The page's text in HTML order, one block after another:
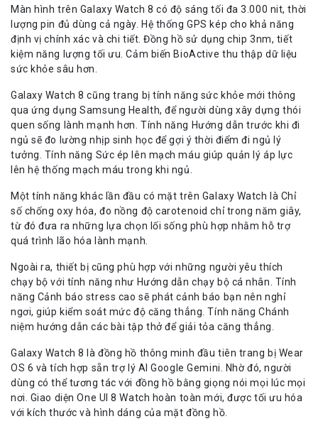
Màn hình trên Galaxy Watch 8 có độ sáng tối đa 3.000 nit, thời
lượng pin đủ dùng cả ngày. Hệ thống GPS kép cho khả năng
định vị chính xác và chi tiết. Đồng hồ sử dụng chip 3nm, tiết
kiệm năng lượng tối ưu. Cảm biến BioActive thu thập dữ liệu
sức khỏe sâu hơn.
Galaxy Watch 8 cũng trang bị tính năng sức khỏe mới thông
qua ứng dụng Samsung Health, để người dùng xây dựng thói
quen sống lành mạnh hơn. Tính năng Hướng dẫn trước khi đi
ngủ sẽ đo lường nhịp sinh học để gợi ý thời điểm đi ngủ lý
tưởng. Tính năng Sức ép lên mạch máu giúp quản lý áp lực
lên hệ thống mạch máu trong khi ngủ.
Một tính năng khác lần đầu có mặt trên Galaxy Watch là Chỉ
số chống oxy hóa, đo nồng độ carotenoid chỉ trong năm giây,
từ đó đưa ra những lựa chọn lối sống phù hợp nhằm hỗ trợ
quá trình lão hóa lành mạnh.
Ngoài ra, thiết bị cũng phù hợp với những người yêu thích
chạy bộ với tính năng như Hướng dẫn chạy bộ cá nhân. Tính
năng Cảnh báo stress cao sẽ phát cảnh báo bạn nên nghỉ
ngơi, giúp kiểm soát mức độ căng thẳng. Tính năng Chánh
niệm hướng dẫn các bài tập thở để giải tỏa căng thẳng.
Galaxy Watch 8 là đồng hồ thông minh đầu tiên trang bị Wear
OS 6 và tích hợp sẵn trợ lý AI Google Gemini. Nhờ đó, người
dùng có thể tương tác với đồng hồ bằng giọng nói mọi lúc mọi
nơi. Giao diện One UI 8 Watch hoàn toàn mới, được tối ưu hóa
với kích thước và hình dáng của mặt đồng hồ.